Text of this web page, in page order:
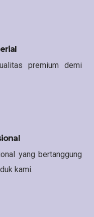
premium demi
yang bertanggung
kami.